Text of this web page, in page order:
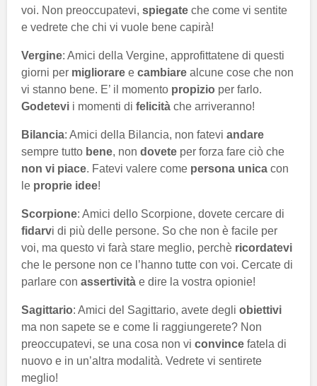
voi. Non preoccupatevi, spiegate che come vi sentite
e vedrete che chi vi vuole bene capirà!
Vergine: Amici della Vergine, approfittatene di questi
giorni per migliorare e cambiare alcune cose che non
vi stanno bene. E’ il momento propizio per farlo.
Godetevi i momenti di felicità che arriveranno!
Bilancia: Amici della Bilancia, non fatevi andare
sempre tutto bene, non dovete per forza fare ciò che
non vi piace. Fatevi valere come persona unica con
le proprie idee!
Scorpione: Amici dello Scorpione, dovete cercare di
fidarvi di più delle persone. So che non è facile per
voi, ma questo vi farà stare meglio, perchè ricordatevi
che le persone non ce l’hanno tutte con voi. Cercate di
parlare con assertività e dire la vostra opionie!
Sagittario: Amici del Sagittario, avete degli obiettivi
ma non sapete se e come li raggiungerete? Non
preoccupatevi, se una cosa non vi convince fatela di
nuovo e in un’altra modalità. Vedrete vi sentirete
meglio!